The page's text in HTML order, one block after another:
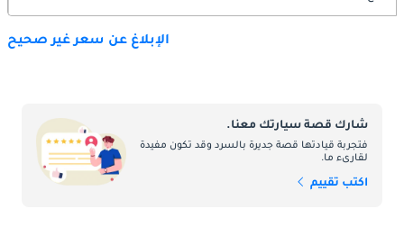
الإبلاغ عن سعر غير صحيح
شارك قصة سيارتك معنا.
فتجربة قيادتها قصة جديرة بالسرد وقد تكون مفيدة
لقارىء ما.
اكتب تقييم